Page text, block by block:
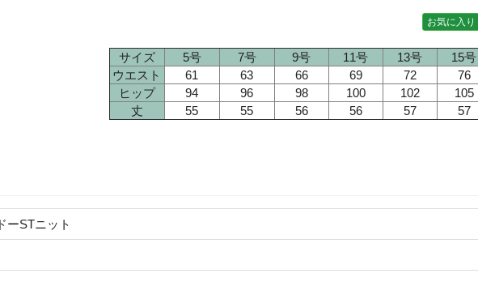
お気に入り
サイズ 5号 7号 9号 11号 13号 15号
ウエスト
61 63 66 69 72 76
ヒップ
94 96 98 100 102 105
丈
55 55 56 56 57 57
ーSTニット